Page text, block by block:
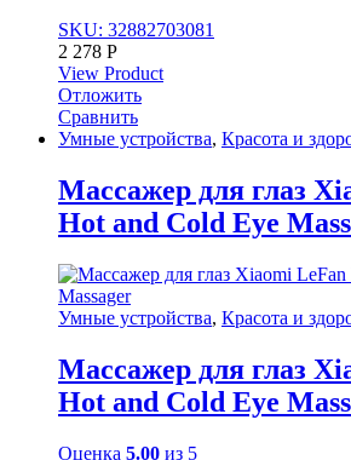
SKU: 32882703081
2 278 Р
View Product
Отложить
Сравнить
Умные устройства, Красота и
Массажер для глаз
Hot and Cold Eye
Умные устройства, Красота и
Массажер для глаз
Hot and Cold Eye
Оценка 5.00 из 5